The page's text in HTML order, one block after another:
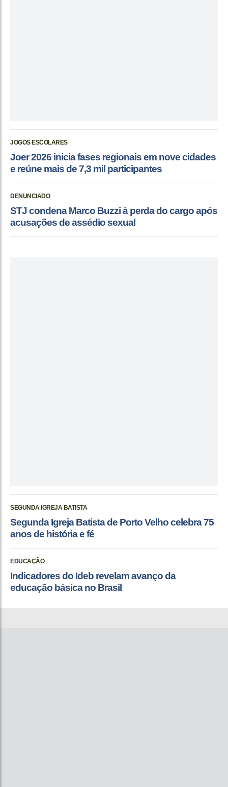
JOGOS ESCOLARES
Joer 2026 inicia fases regionais em nove cidades
e reúne mais de 7,3 mil participantes
DENUNCIADO
STJ condena Marco Buzzi à perda do cargo após
acusações de assédio sexual
SEGUNDA IGREJA BATISTA
Segunda Igreja Batista de Porto Velho celebra 75
anos de história e fé
EDUCAÇÃO
Indicadores do Ideb revelam avanço da
educação básica no Brasil